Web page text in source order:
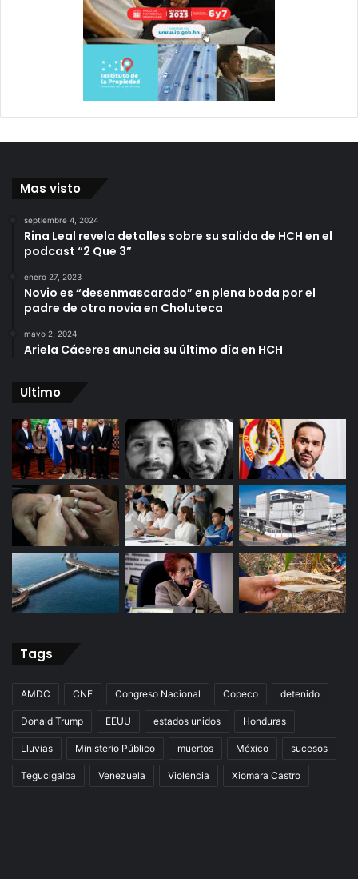
Mas visto
septiembre 4, 2024
Rina Leal revela detalles sobre su salida de HCH en el
podcast “2 Que 3”
enero 27, 2023
Novio es “desenmascarado” en plena boda por el
padre de otra novia en Choluteca
mayo 2, 2024
Ariela Cáceres anuncia su último día en HCH
Ultimo
Tags
AMDC CNE Congreso Nacional Copeco detenido
Donald Trump EEUU estados unidos Honduras
Lluvias Ministerio Público muertos México sucesos
Tegucigalpa Venezuela Violencia Xiomara Castro